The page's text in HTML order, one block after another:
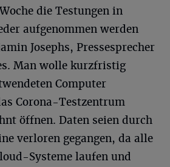
die Testungen in
aufgenommen werden
Josephs, Pressesprecher
Man wolle kurzfristig
Computer
Corona-Testzentrum
öffnen. Daten seien durch
verloren gegangen, da alle
Systeme laufen und